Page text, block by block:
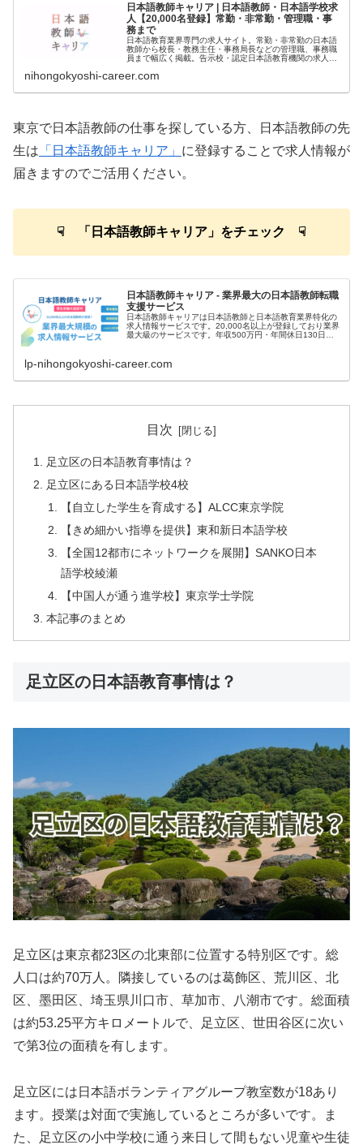
日本語教師キャリア | 日本語教師・日本語学校求
人【20,000名登録】常勤・非常勤・管理職・事
務まで
日本語教育業界専門の求人サイト。常勤・非常勤の日本語
教師から校長・教務主任・事務局長などの管理職、事務職
員まで幅広く掲載。告示校・認定日本語教育機関の求人を
nihongokyoshi-career.com
東京で日本語教師の仕事を探している方、日本語教師の先
生は 「日本語教師キャリア」 に登録することで求人情報が
届きますのでご活用ください。
☟ 「日本語教師キャリア」をチェック ☟
日本語教師キャリア - 業界最大の日本語教師転職
支援サービス
日本語教師キャリアは日本語教師と日本語教育業界特化の
求人情報サービスです。20,000名以上が登録しており業界
最大級のサービスです。年収500万円・年間休日130日な
lp-nihongokyoshi-career.com
目次
足立区の日本語教育事情は？
足立区にある日本語学校4校
【自立した学生を育成する】ALCC東京学院
【きめ細かい指導を提供】東和新日本語学校
【全国12都市にネットワークを展開】SANKO日本
語学校綾瀬
【中国人が通う進学校】東京学士学院
本記事のまとめ
足立区の日本語教育事情は？
足立区は東京都23区の北東部に位置する特別区です。総
人口は約70万人。隣接しているのは葛飾区、荒川区、北
区、墨田区、埼玉県川口市、草加市、八潮市です。総面積
は約53.25平方キロメートルで、足立区、世田谷区に次い
で第3位の面積を有します。
足立区には日本語ボランティアグループ教室数が18あり
ます。授業は対面で実施しているところが多いです。ま
た、足立区の小中学校に通う来日して間もない児童や生徒